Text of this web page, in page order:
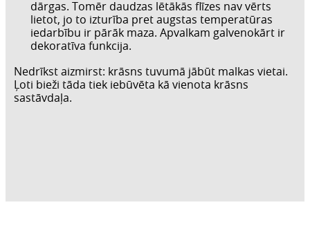
dārgas. Tomēr daudzas lētākās flīzes nav vērts
lietot, jo to izturība pret augstas temperatūras
iedarbību ir pārāk maza. Apvalkam galvenokārt ir
dekoratīva funkcija.
Nedrīkst aizmirst: krāsns tuvumā jābūt malkas vietai.
Ļoti bieži tāda tiek iebūvēta kā vienota krāsns
sastāvdaļa.